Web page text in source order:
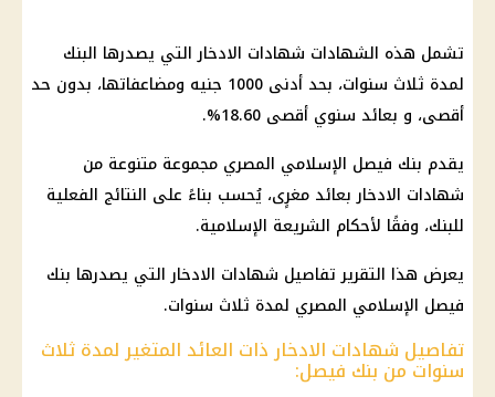
تشمل هذه الشهادات شهادات الادخار التي يصدرها البنك
لمدة ثلاث سنوات، بحد أدنى 1000 جنيه ومضاعفاتها، بدون حد
أقصى، و بعائد سنوي أقصى 18.60%.
يقدم بنك فيصل الإسلامي المصري مجموعة متنوعة من
شهادات الادخار بعائد مغرٍى، يُحسب بناءً على النتائج الفعلية
للبنك، وفقًا لأحكام الشريعة الإسلامية.
يعرض هذا التقرير تفاصيل شهادات الادخار التي يصدرها بنك
فيصل الإسلامي المصري لمدة ثلاث سنوات.
تفاصيل شهادات الادخار ذات العائد المتغير لمدة ثلاث
سنوات من بنك فيصل: